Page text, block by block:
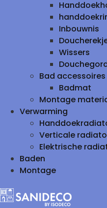
Inbouwnis
Wissers
Bad accessoires
Badmat
Montage
Verwarming
Verticale
Elektrische
Baden
Montage